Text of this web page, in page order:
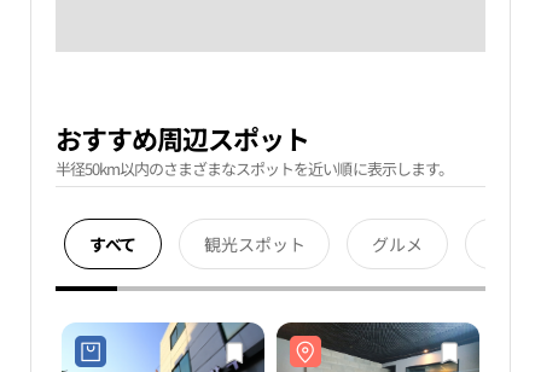
おすすめ周辺スポット
半径50km以内のさまざまなスポットを近い順に表示します。
すべて 観光スポット グルメ